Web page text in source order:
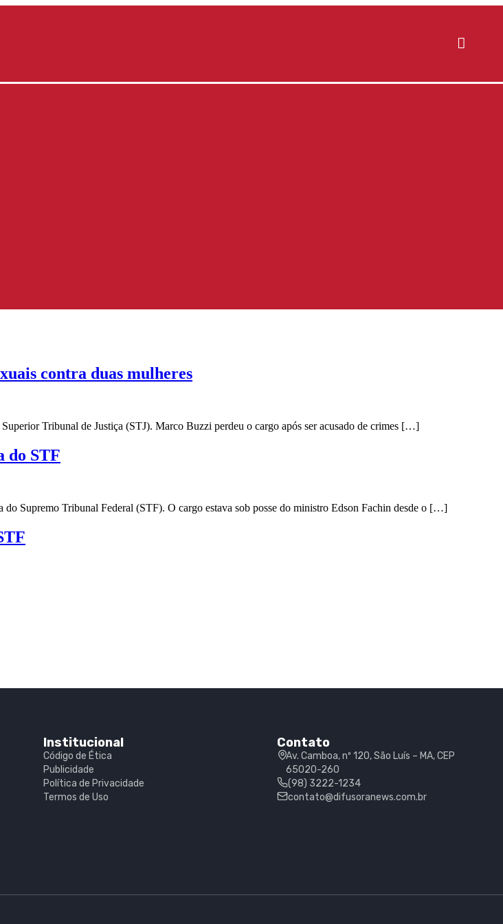
contra duas mulheres
Tribunal de Justiça (STJ). Marco Buzzi perdeu o cargo após ser acusado de crimes […]
do STF
Supremo Tribunal Federal (STF). O cargo estava sob posse do ministro Edson Fachin desde o […]
Institucional
Código de Ética
Publicidade
Política de Privacidade
Termos de Uso
Contato
Av. Camboa, nº 120, São Luís – MA, CEP
65020-260
(98) 3222-1234
contato@difusoranews.com.br